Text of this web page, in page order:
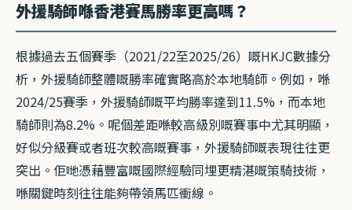
外援騎師喺香港賽馬勝率更高嗎？
根據過去五個賽季（2021/22至2025/26）嘅HKJC數據分
析，外援騎師整體嘅勝率確實略高於本地騎師。例如，喺
2024/25賽季，外援騎師嘅平均勝率達到11.5%，而本地
騎師則為8.2%。呢個差距喺較高級別嘅賽事中尤其明顯，
好似分級賽或者班次較高嘅賽事，外援騎師嘅表現往往更
突出。佢哋憑藉豐富嘅國際經驗同埋更精湛嘅策騎技術，
喺關鍵時刻往往能夠帶領馬匹衝線。